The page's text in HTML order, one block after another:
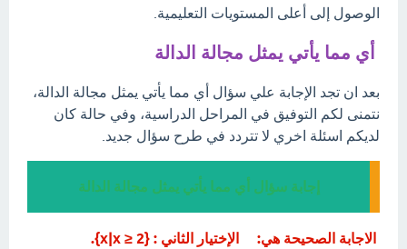
الوصول إلى أعلى المستويات التعليمية.
أي مما يأتي يمثل مجالة الدالة
بعد ان تجد الإجابة علي سؤال أي مما يأتي يمثل مجالة الدالة،
نتمنى لكم التوفيق في المراحل الدراسية، وفي حالة كان
لديكم اسئلة اخري لا تتردد في طرح سؤال جديد.
إجابة سؤال أي مما يأتي يمثل مجالة الدالة
الاجابة الصحيحة هي: الإختيار الثاني : {x|x ≥ 2}.